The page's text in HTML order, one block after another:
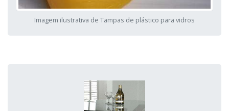
Imagem ilustrativa de Tampas de plástico para vidros